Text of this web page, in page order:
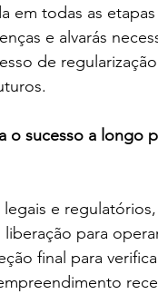
em todas as
e alvarás
de
o sucesso a longo
e
para
final para